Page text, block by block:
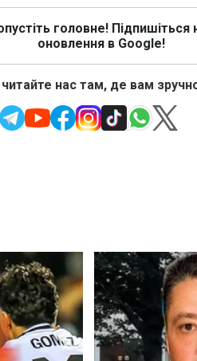
головне! Підпишіться
оновлення в Google!
нас там, де вам